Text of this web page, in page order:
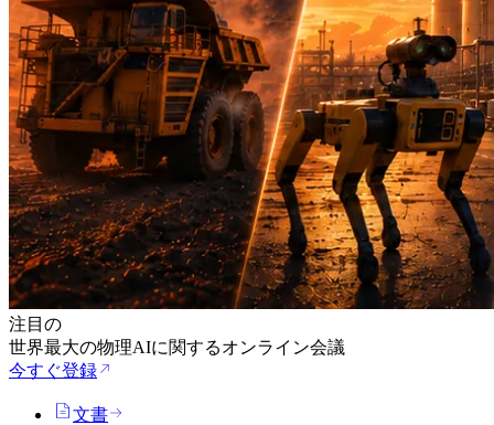
注目の
世界最大の物理AIに関するオンライン会議
今すぐ登録
文書